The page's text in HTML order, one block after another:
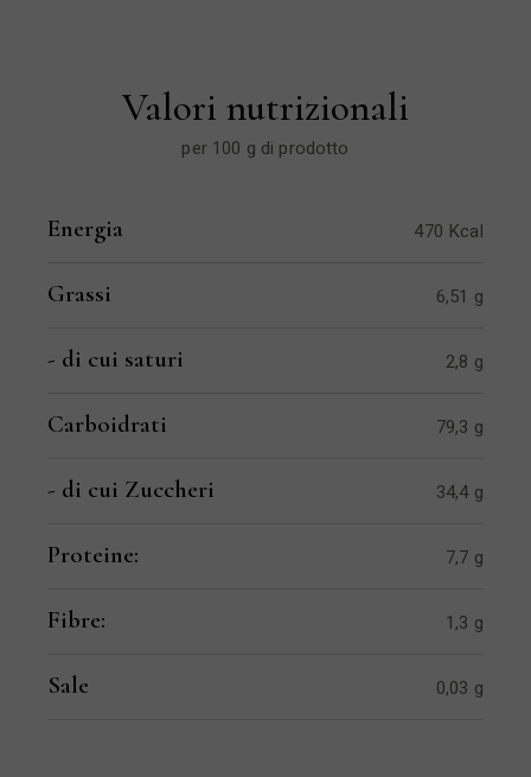
Valori nutrizionali
per 100 g di prodotto
Energia 470 Kcal
Grassi 6,51 g
- di cui saturi 2,8 g
Carboidrati 79,3 g
- di cui Zuccheri 34,4 g
Proteine: 7,7 g
Fibre: 1,3 g
Sale 0,03 g